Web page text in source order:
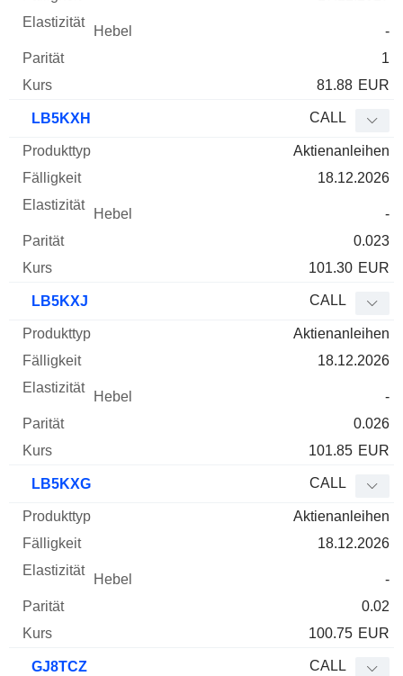
-
1
81.88 EUR
LB5KXH CALL
Aktienanleihen
18.12.2026
-
0.023
101.30 EUR
LB5KXJ CALL
Aktienanleihen
18.12.2026
-
0.026
101.85 EUR
LB5KXG CALL
Aktienanleihen
18.12.2026
-
0.02
100.75 EUR
GJ8TCZ CALL